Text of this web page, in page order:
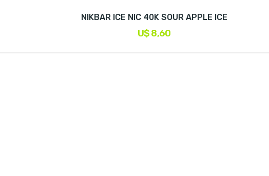
NIKBAR ICE NIC 40K SOUR APPLE ICE
U$ 8,60